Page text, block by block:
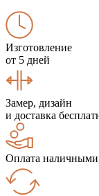
Изготовление
от 5 дней
Замер, дизайн
и доставка
Оплата